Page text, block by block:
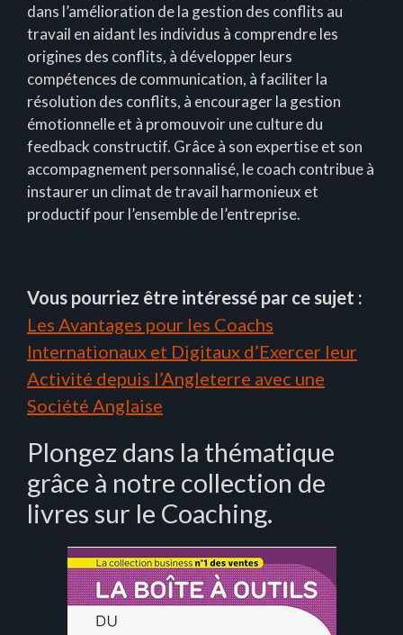
dans l’amélioration de la gestion des conflits au
travail en aidant les individus à comprendre les
origines des conflits, à développer leurs
compétences de communication, à faciliter la
résolution des conflits, à encourager la gestion
émotionnelle et à promouvoir une culture du
feedback constructif. Grâce à son expertise et son
accompagnement personnalisé, le coach contribue à
instaurer un climat de travail harmonieux et
productif pour l’ensemble de l’entreprise.
Vous pourriez être intéressé par ce sujet :
Les Avantages pour les Coachs
Internationaux et Digitaux d’Exercer leur
Activité depuis l’Angleterre avec une
Société Anglaise
Plongez dans la thématique
grâce à notre collection de
livres sur le Coaching.